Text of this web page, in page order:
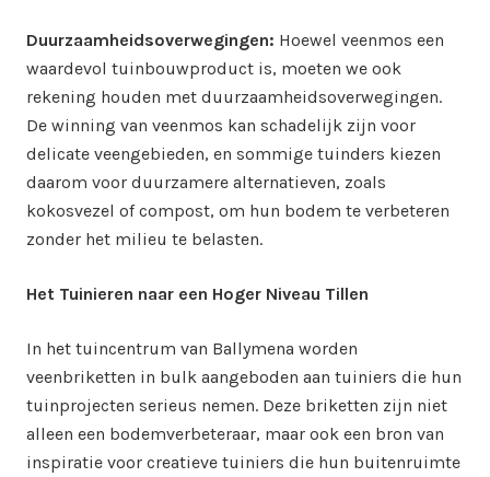
Duurzaamheidsoverwegingen: Hoewel veenmos een
waardevol tuinbouwproduct is, moeten we ook
rekening houden met duurzaamheidsoverwegingen.
De winning van veenmos kan schadelijk zijn voor
delicate veengebieden, en sommige tuinders kiezen
daarom voor duurzamere alternatieven, zoals
kokosvezel of compost, om hun bodem te verbeteren
zonder het milieu te belasten.
Het Tuinieren naar een Hoger Niveau Tillen
In het tuincentrum van Ballymena worden
veenbriketten in bulk aangeboden aan tuiniers die hun
tuinprojecten serieus nemen. Deze briketten zijn niet
alleen een bodemverbeteraar, maar ook een bron van
inspiratie voor creatieve tuiniers die hun buitenruimte